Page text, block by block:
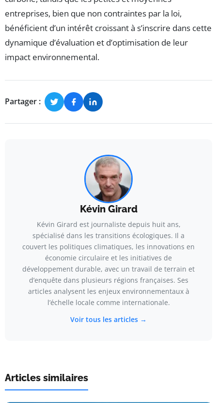
entreprises, bien que non contraintes par la loi,
bénéficient d’un intérêt croissant à s’inscrire dans cette
dynamique d’évaluation et d’optimisation de leur
impact environnemental.
Partager :
Kévin Girard
Kévin Girard est journaliste depuis huit ans,
spécialisé dans les transitions écologiques. Il a
couvert les politiques climatiques, les innovations en
économie circulaire et les initiatives de
développement durable, avec un travail de terrain et
d’enquête dans plusieurs régions françaises. Ses
articles analysent les enjeux environnementaux à
l’échelle locale comme internationale.
Voir tous les articles →
Articles similaires